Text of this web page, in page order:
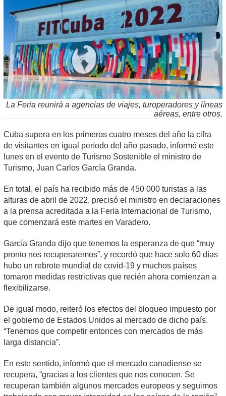
La Feria reunirá a agencias de viajes, turoperadores y líneas
aéreas, entre otros.
Cuba supera en los primeros cuatro meses del año la cifra
de visitantes en igual período del año pasado, informó este
lunes en el evento de Turismo Sostenible el ministro de
Turismo, Juan Carlos García Granda.
En total, el país ha recibido más de 450 000 turistas a las
alturas de abril de 2022, precisó el ministro en declaraciones
a la prensa acreditada a la Feria Internacional de Turismo,
que comenzará este martes en Varadero.
García Granda dijo que tenemos la esperanza de que “muy
pronto nos recuperaremos”, y recordó que hace solo 60 días
hubo un rebrote mundial de covid-19 y muchos países
tomaron medidas restrictivas que recién ahora comienzan a
flexibilizarse.
De igual modo, reiteró los efectos del bloqueo impuesto por
el gobierno de Estados Unidos al mercado de dicho país.
“Tenemos que competir entonces con mercados de más
larga distancia”.
En este sentido, informó que el mercado canadiense se
recupera, “gracias a los clientes que nos conocen. Se
recuperan también algunos mercados europeos y seguimos